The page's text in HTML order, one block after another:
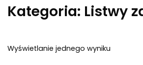
Kategoria: Listwy
Wyświetlanie jednego wyniku